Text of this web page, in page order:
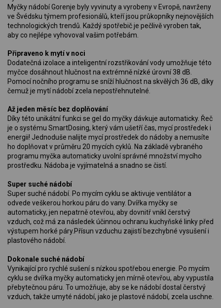
Myčky nádobí Gorenje byly vyvinuty a vyrobeny v Evropě, navrženy
ve Švédsku týmem profesionálů, kteří jsou průkopníky nejnovějších
technologických trendů. Každý spotřebič je pečlivě vyroben tak,
aby co nejlépe vyhovoval vašim potřebám.
Připraveno k mytí v noci
Dodatečná izolace a inteligentní rozstřikování vody umožňuje této
myčce dosáhnout hlučnost na extrémně nízké úrovní 38 dB.
Pomocí nočního programu se sníží hlučnost na skvělých 36 dB, díky
čemuž je mytí nádobí zcela nepostřehnutelné.
Až jeden měsíc bez doplňování
Díky této unikátní funkci se gel do myčky dávkuje automaticky. Řeč
je o systému SmartDosing, který vám ušetří čas, mycí prostředek i
energii! Jednoduše nalijte mycí prostředek do nádoby a nemusíte
ho doplňovat v průměru 20 mycích cyklů. Na základě vybraného
programu myčka automaticky uvolní správné množství mycího
prostředku. Nádoba je vyjímatelná a snadno se čistí.
Super suché nádobí
Super suché nádobí. Po mycím cyklu se aktivuje ventilátor a
odvede veškerou horkou páru do vany. Dvířka myčky se
automaticky, jen nepatrně otevřou, aby dovnitř vnikl čerstvý
vzduch, což má za následek účinnou ochranu kuchyňské linky před
výstupem horké páry.Přísun vzduchu zajistí bezchybné vysušení i
plastového nádobí.
Dokonale suché nádobí
Vynikající pro rychlé sušení s nízkou spotřebou energie. Po mycím
cyklu se dvířka myčky automaticky jen mírně otevřou, aby vypustila
přebytečnou páru. To umožňuje, aby se ke nádobí dostal čerstvý
vzduch, takže umyté nádobí, jako je plastové nádobí, zcela uschne.